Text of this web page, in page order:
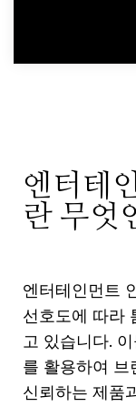
엔터테
란 무엇
엔터테인먼트
선호도에 따라
고 있습니다.
를 활용하여 브
신뢰하는 제품